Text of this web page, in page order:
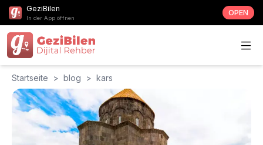
GeziBilen
In der App öffnen
OPEN
Startseite > blog > kars